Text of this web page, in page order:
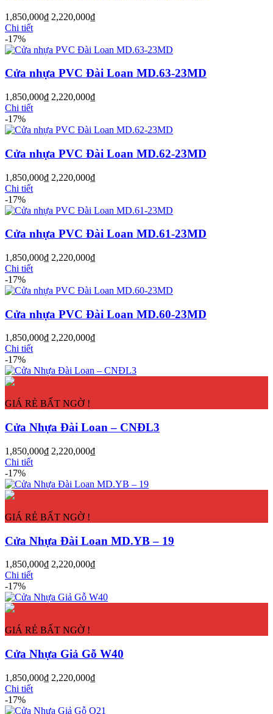
1,850,000₫ 2,220,000₫
Chi tiết
-17%
Cửa nhựa PVC Đài Loan MD.63-23MD
1,850,000₫ 2,220,000₫
Chi tiết
-17%
Cửa nhựa PVC Đài Loan MD.62-23MD
1,850,000₫ 2,220,000₫
Chi tiết
-17%
Cửa nhựa PVC Đài Loan MD.61-23MD
1,850,000₫ 2,220,000₫
Chi tiết
-17%
Cửa nhựa PVC Đài Loan MD.60-23MD
1,850,000₫ 2,220,000₫
Chi tiết
-17%
GIÁ RẺ BẤT NGỜ !
Cửa Nhựa Đài Loan – CNĐL3
1,850,000₫ 2,220,000₫
Chi tiết
-17%
GIÁ RẺ BẤT NGỜ !
Cửa Nhựa Đài Loan MD.YB – 19
1,850,000₫ 2,220,000₫
Chi tiết
-17%
GIÁ RẺ BẤT NGỜ !
Cửa Nhựa Giả Gỗ W40
1,850,000₫ 2,220,000₫
Chi tiết
-17%